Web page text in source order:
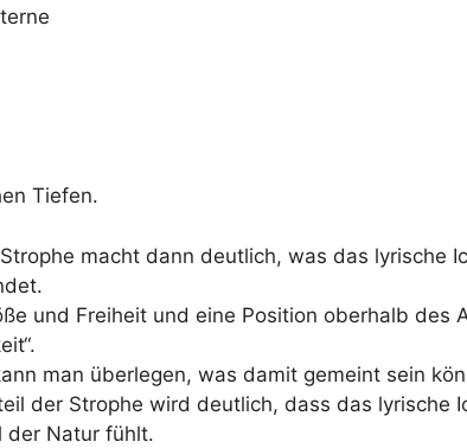
Tiefen.
macht dann deutlich, was das lyrische
und Freiheit und eine Position oberhalb des
man überlegen, was damit gemeint sein
der Strophe wird deutlich, dass das lyrische
der Natur fühlt.